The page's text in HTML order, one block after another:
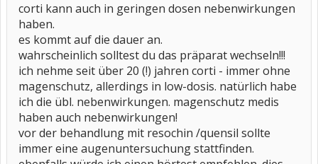
corti kann auch in geringen dosen nebenwirkungen
haben.
es kommt auf die dauer an.
wahrscheinlich solltest du das präparat wechseln!!!
ich nehme seit über 20 (!) jahren corti - immer ohne
magenschutz, allerdings in low-dosis. natürlich habe
ich die übl. nebenwirkungen. magenschutz medis
haben auch nebenwirkungen!
vor der behandlung mit resochin /quensil sollte
immer eine augenuntersuchung stattfinden.